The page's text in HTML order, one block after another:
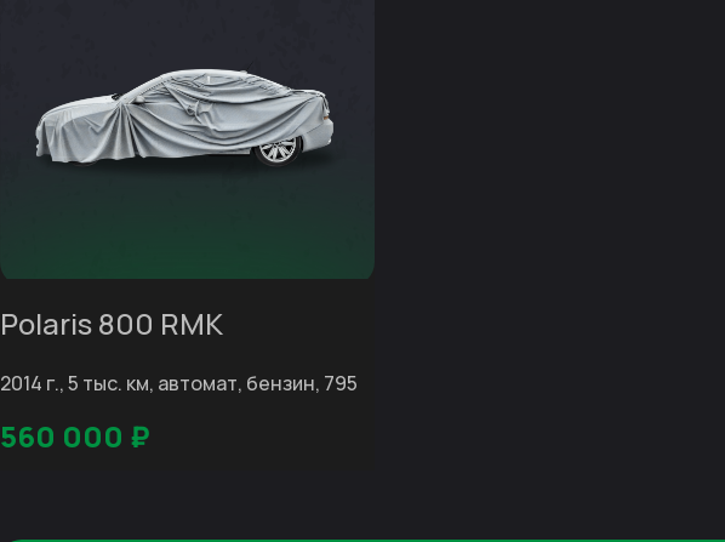
Polaris 800 RMK
2014 г., 5 тыс. км, автомат, бензин, 795
560 000 ₽